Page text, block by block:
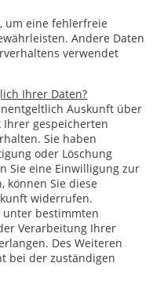
um eine fehlerfreie
Andere Daten
verwendet
Ihrer Daten?
Auskunft über
Ihrer gespeicherten
Sie haben
oder Löschung
Sie eine Einwilligung zur
können Sie diese
widerrufen.
unter bestimmten
Verarbeitung Ihrer
Des Weiteren
bei der zuständigen